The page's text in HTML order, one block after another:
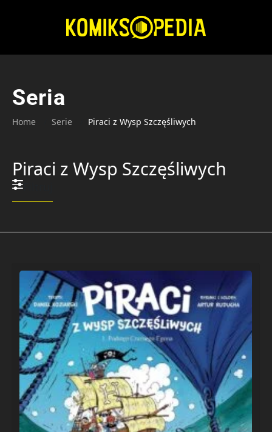
Seria
Home Serie Piraci z Wysp Szczęśliwych
Piraci z Wysp Szczęśliwych